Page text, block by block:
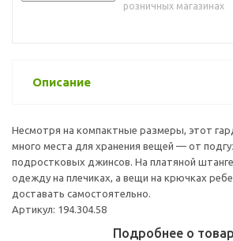
розничных магазинах
Описание
Несмотря на компактные размеры, этот
много места для хранения вещей — от
подростковых джинсов. На платяной
одежду на плечиках, а вещи на крючках
доставать самостоятельно.
Артикул: 194.304.58
Подробнее о